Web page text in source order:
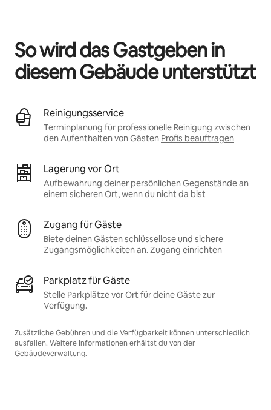
So wird das Gastgeben in
diesem Gebäude unterstützt
Reinigungsservice
Terminplanung für professionelle Reinigung zwischen
den Aufenthalten von Gästen Profis beauftragen
Lagerung vor Ort
Aufbewahrung deiner persönlichen Gegenstände an
einem sicheren Ort, wenn du nicht da bist
Zugang für Gäste
Biete deinen Gästen schlüssellose und sichere
Zugangsmöglichkeiten an.Zugang einrichten
Parkplatz für Gäste
Stelle Parkplätze vor Ort für deine Gäste zur
Verfügung.
Zusätzliche Gebühren und die Verfügbarkeit können unterschiedlich
ausfallen. Weitere Informationen erhältst du von der
Gebäudeverwaltung.